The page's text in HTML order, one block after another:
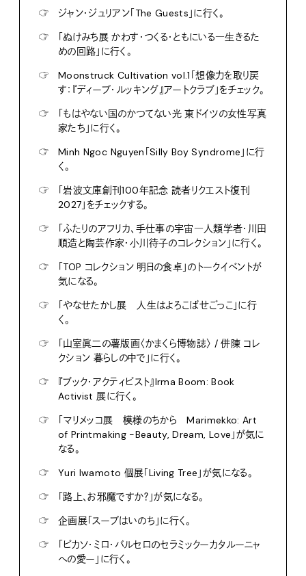
☞
ジャン・ジュリアン「The Guests」に行く。
☞
「ぬけみち展 かわす・つくる・ともにいる―生きるた
めの回路」に行く。
☞
Moonstruck Cultivation vol.1「想像力を取り戻
す：『ディープ・ルッキング』アートクラブ」をチェック。
☞
「もはやない国のかつてない光 東ドイツの女性写真
家たち」に行く。
☞
Minh Ngoc Nguyen「Silly Boy Syndrome」に行
く。
☞
「岩波文庫創刊100年記念 読者リクエスト復刊
2027」をチェックする。
☞
「ふたりのアフリカ、手仕事の宇宙―人類学者・川田
順造と陶芸作家・小川待子のコレクション」に行く。
☞
「TOP コレクション 明日の食卓」のトークイベントが
気になる。
☞
「やなせたかし展 人生はよろこばせごっこ」に行
く。
☞
「山室眞二の薯版画〈かまくら博物誌〉 / 併陳 コレ
クション 暮らしの中で」に行く。
☞
『ブック・アクティビスト』Irma Boom: Book
Activist 展に行く。
☞
「マリメッコ展 模様のちから Marimekko: Art
of Printmaking -Beauty, Dream, Love」が気に
なる。
☞
Yuri Iwamoto 個展「Living Tree」が気になる。
☞
「路上、お邪魔ですか？」が気になる。
☞
企画展「スープはいのち」に行く。
☞
「ピカソ・ミロ・バルセロのセラミックーカタルーニャ
への愛ー」に行く。